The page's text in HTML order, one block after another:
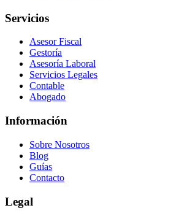
Servicios
Asesor Fiscal
Gestoría
Asesoría Laboral
Servicios Legales
Contable
Abogado
Información
Sobre Nosotros
Blog
Guías
Contacto
Legal